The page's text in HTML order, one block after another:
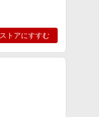
ストアにすすむ